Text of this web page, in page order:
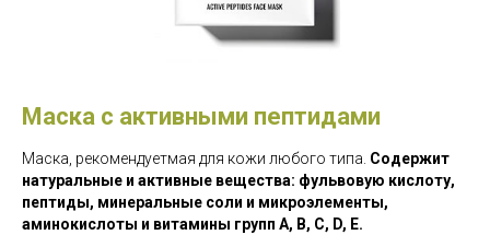
Маска с активными пептидами
Маска, рекомендуетмая для кожи любого типа. Содержит
натуральные и активные вещества: фульвовую кислоту,
пептиды, минеральные соли и микроэлементы,
аминокислоты и витамины групп А, В, С, D, Е.